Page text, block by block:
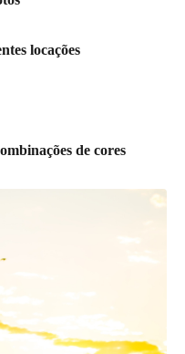
locações
de cores